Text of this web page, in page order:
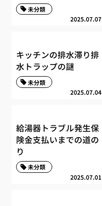
2025.07.07
未分類
キッチンの排水滞り排
水トラップの謎
2025.07.04
未分類
給湯器トラブル発生保
険金支払いまでの道の
り
2025.07.01
未分類